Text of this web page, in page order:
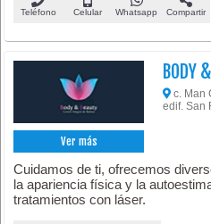
Teléfono Celular Whatsapp Compartir
Ver más
BODY
c. Man
edif. San
Cuidamos de ti, ofrecemos
la apariencia física y la
tratamientos con láser.